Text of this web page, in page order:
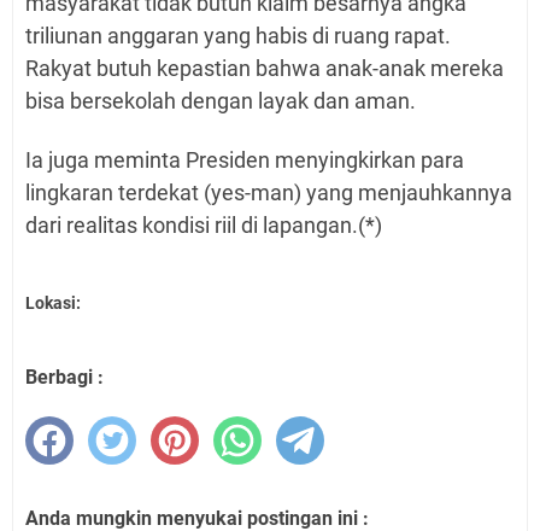
triliunan anggaran yang habis di ruang rapat.
Rakyat butuh kepastian bahwa anak-anak mereka
bisa bersekolah dengan layak dan aman.
Ia juga meminta Presiden menyingkirkan para
lingkaran terdekat (yes-man) yang menjauhkannya
dari realitas kondisi riil di lapangan.(*)
Lokasi:
Berbagi :
Anda mungkin menyukai postingan ini :